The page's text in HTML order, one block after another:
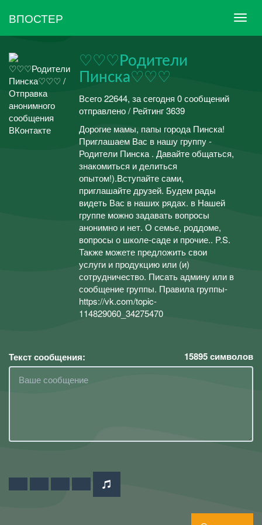
ВПОСТЕР
♡♡♡Родители
Пинска♡♡♡
Всего 22644, за сегодня 0 сообщений
отправлено / Рейтинг 3639
Дорогие мамы, папы города Пинска!
Приглашаем Вас в нашу группу -
Родители Пинска . Давайте общаться,
знакомиться и делиться
опытом!).Вступайте сами,
приглашайте друзей. Будем рады
видеть Вас в наших рядах. в Нашей
группе можно задавать вопросы
анонимно и нет. О семье, роддоме,
вопросы о школе-саде и прочие.. P.S.
Также можете предложить свои
услуги и продукцию или (и)
сотрудничество. Писать админу или в
сообщение группы. Правила группы-
https://vk.com/topic-
114829060_34275470
Текст сообщения: 15895символов